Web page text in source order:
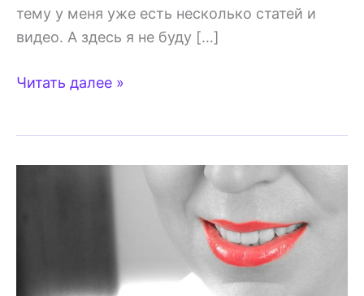
тему у меня уже есть несколько статей и
видео. А здесь я не буду […]
Моя
Читать далее »